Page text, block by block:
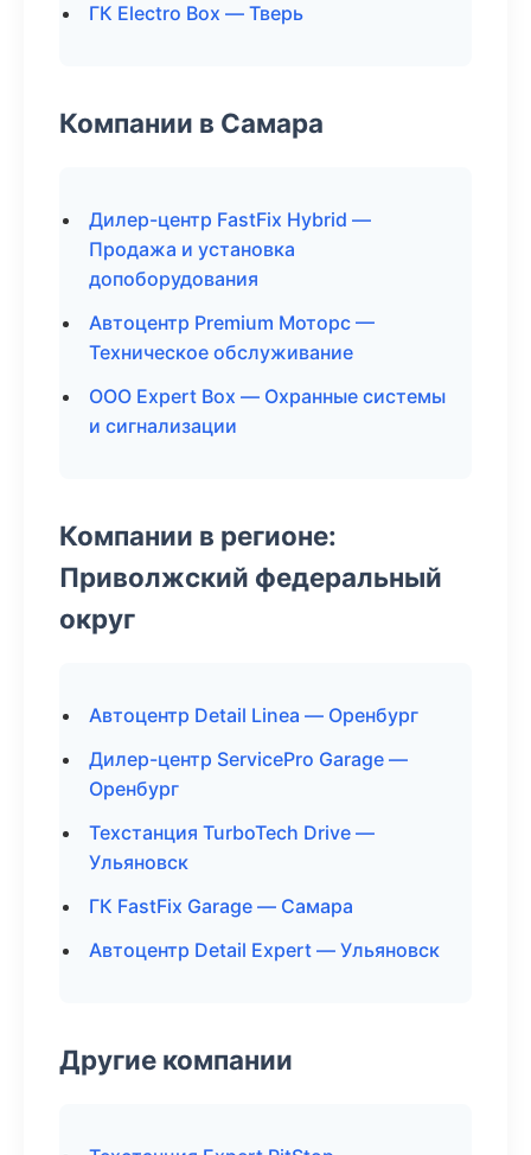
ГК Electro Box — Тверь
Компании в Самара
Дилер-центр FastFix Hybrid —
Продажа и установка
допоборудования
Автоцентр Premium Моторс —
Техническое обслуживание
ООО Expert Box — Охранные системы
и сигнализации
Компании в регионе:
Приволжский федеральный
округ
Автоцентр Detail Linea — Оренбург
Дилер-центр ServicePro Garage —
Оренбург
Техстанция TurboTech Drive —
Ульяновск
ГК FastFix Garage — Самара
Автоцентр Detail Expert — Ульяновск
Другие компании